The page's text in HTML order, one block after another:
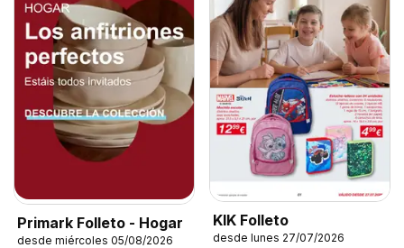
Primark Folleto - Hogar
desde miércoles 05/08/2026
KIK Folleto
desde lunes 27/07/2026